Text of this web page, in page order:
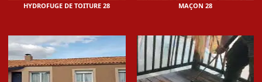
HYDROFUGE DE TOITURE 28 MAÇON 28